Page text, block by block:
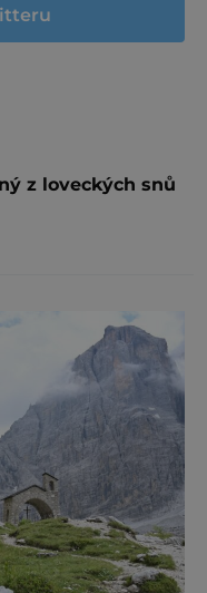
z loveckých snů